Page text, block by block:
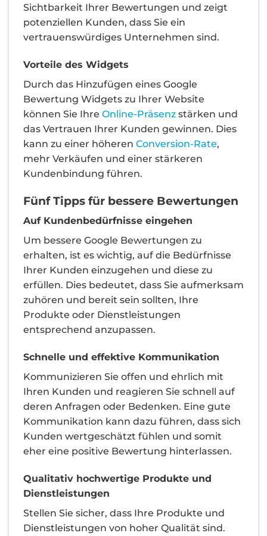
Sichtbarkeit Ihrer Bewertungen und zeigt
potenziellen Kunden, dass Sie ein
vertrauenswürdiges Unternehmen sind.
Vorteile des Widgets
Durch das Hinzufügen eines Google
Bewertung Widgets zu Ihrer Website
können Sie Ihre Online-Präsenz stärken und
das Vertrauen Ihrer Kunden gewinnen. Dies
kann zu einer höheren Conversion-Rate,
mehr Verkäufen und einer stärkeren
Kundenbindung führen.
Fünf Tipps für bessere Bewertungen
Auf Kundenbedürfnisse eingehen
Um bessere Google Bewertungen zu
erhalten, ist es wichtig, auf die Bedürfnisse
Ihrer Kunden einzugehen und diese zu
erfüllen. Dies bedeutet, dass Sie aufmerksam
zuhören und bereit sein sollten, Ihre
Produkte oder Dienstleistungen
entsprechend anzupassen.
Schnelle und effektive Kommunikation
Kommunizieren Sie offen und ehrlich mit
Ihren Kunden und reagieren Sie schnell auf
deren Anfragen oder Bedenken. Eine gute
Kommunikation kann dazu führen, dass sich
Kunden wertgeschätzt fühlen und somit
eher eine positive Bewertung hinterlassen.
Qualitativ hochwertige Produkte und
Dienstleistungen
Stellen Sie sicher, dass Ihre Produkte und
Dienstleistungen von hoher Qualität sind.